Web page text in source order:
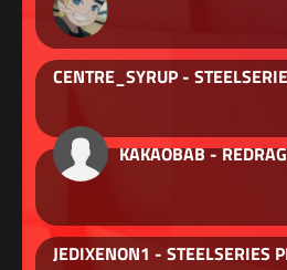
CENTRE_SYRUP -
KAKAOBAB -
JEDIXENON1 - STEELSERIES